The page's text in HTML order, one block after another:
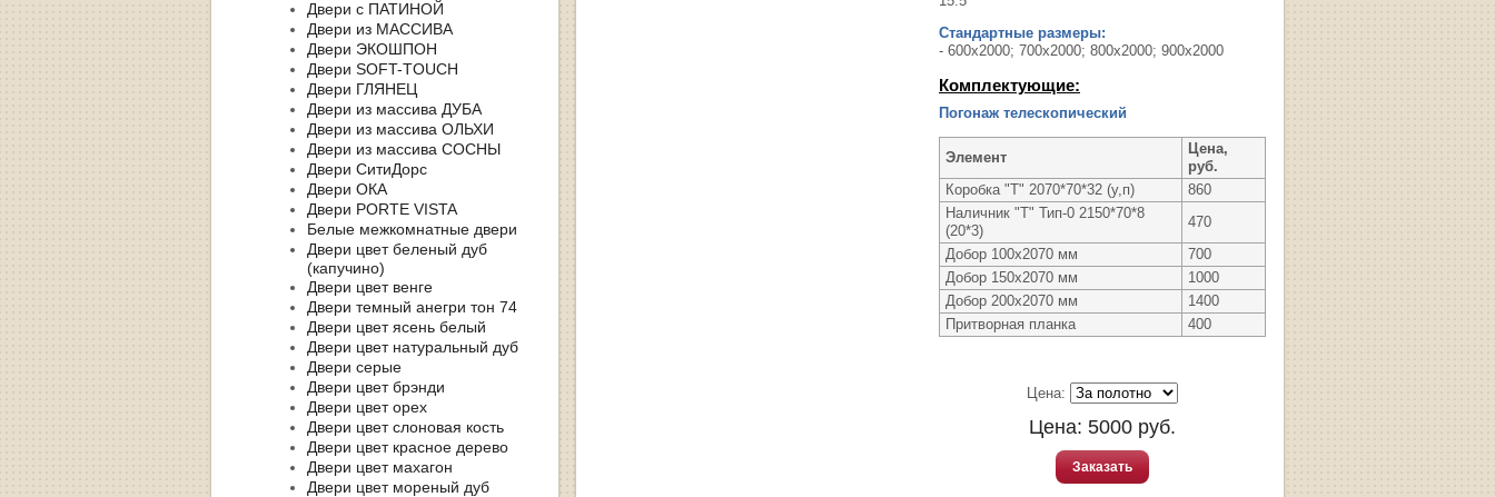
Двери с ПАТИНОЙ
Двери из МАССИВА
Двери ЭКОШПОН
Двери SOFT-TOUCH
Двери ГЛЯНЕЦ
Двери из массива ДУБА
Двери из массива ОЛЬХИ
Двери из массива СОСНЫ
Двери СитиДорс
Двери ОКА
Двери PORTE VISTA
Белые межкомнатные двери
Двери цвет беленый дуб
(капучино)
Двери цвет венге
Двери темный анегри тон 74
Двери цвет ясень белый
Двери цвет натуральный дуб
Двери серые
Двери цвет брэнди
Двери цвет орех
Двери цвет слоновая кость
Двери цвет красное дерево
Двери цвет махагон
Двери цвет мореный дуб
Стандартные размеры:
- 600х2000; 700х2000; 800х2000; 900х2000
Комплектующие:
Погонаж телескопический
Элемент
Цена,
руб.
Коробка "Т" 2070*70*32 (у,п)
860
Наличник "Т" Тип-0 2150*70*8
(20*3)
470
Добор 100х2070 мм
700
Добор 150х2070 мм
1000
Добор 200х2070 мм
1400
Притворная планка
400
Цена:
Цена: 5000 руб.
Заказать